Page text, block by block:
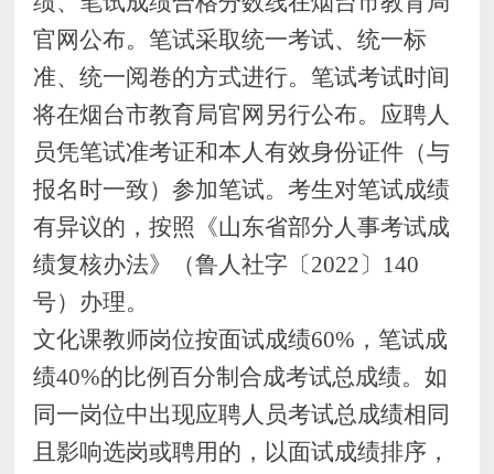
官 网公布。笔试采取统一考试、统一标
准、统一阅卷的方式进行。笔试考试时间
将在烟台市教育局官网另行公布。 应聘人
员凭笔试准考证和本人有效身份证件（与
报名时一致）参加笔试。考生对笔试成绩
有异议的，按照《山东省部分人事考试成
绩复核办法》（鲁人社字〔2022〕140
号）办理。
文化课教师岗位按面试成绩60%，笔试成
绩40%的比例百分制合成考试总成绩。如
同一岗位中出现应聘人员考试总成绩相同
且影响选岗或聘用的， 以面试成绩排序，